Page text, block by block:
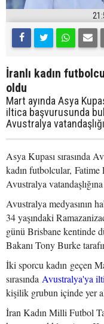
İranlı kadın
oldu
Mart ayında Asya
iltica başvurusunda
Avustralya
Asya Kupası sırasında
kadın futbolcular,
Avustralya
Avustralya medyasının
34 yaşındaki
günü Brisbane kentinde
Bakanı Tony Burke
İki sporcu kadın geçen
sırasında Avustralya'ya
kişilik grubun içinde yer
İran Kadın Milli Futbol